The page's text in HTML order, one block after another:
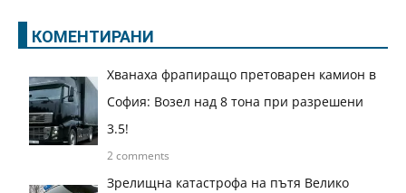
КОМЕНТИРАНИ
Хванаха фрапиращо претоварен камион в
София: Возел над 8 тона при разрешени
3.5!
2 comments
Зрелищна катастрофа на пътя Велико